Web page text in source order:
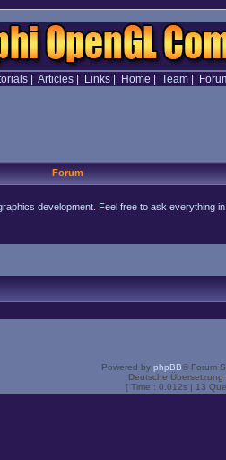
| Articles| Links| Home Team|
Forum
development. Feel free to ask everything
Powered by phpBB® Forum
Deutsche Übersetzung
[ Time : 0.012s | 13